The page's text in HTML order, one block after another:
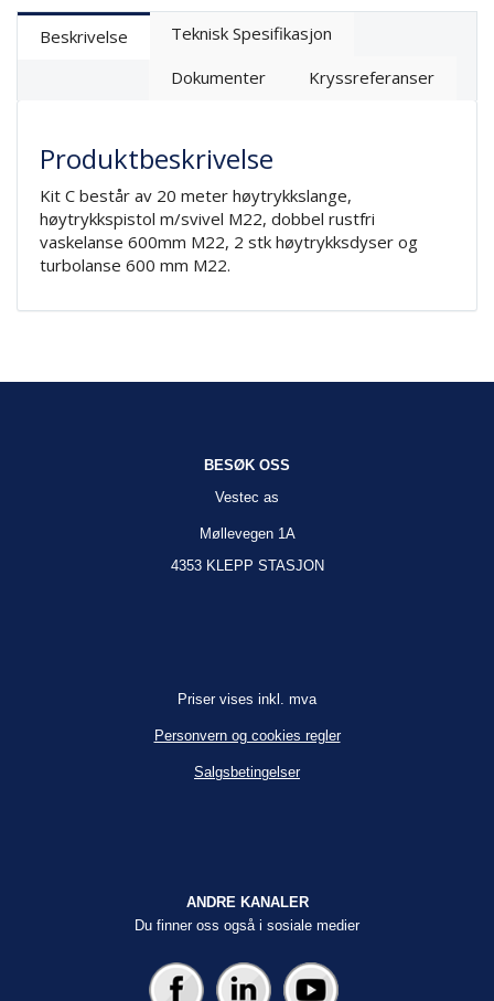
Beskrivelse
Teknisk Spesifikasjon
Dokumenter
Kryssreferanser
Produktbeskrivelse
Kit C består av 20 meter høytrykkslange,
høytrykkspistol m/svivel M22, dobbel rustfri
vaskelanse 600mm M22, 2 stk høytrykksdyser og
turbolanse 600 mm M22.
BESØK OSS
Vestec as
Møllevegen 1A
4353 KLEPP STASJON
Priser vises inkl. mva
Personvern og cookies regler
Salgsbetingelser
ANDRE KANALER
Du finner oss også i sosiale medier